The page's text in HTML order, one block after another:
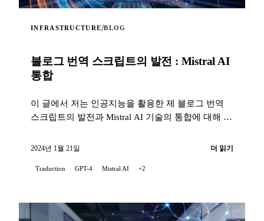
INFRASTRUCTURE/BLOG
블로그 번역 스크립트의 발전 : Mistral AI
통합
이 글에서 저는 인공지능을 활용한 제 블로그 번역
스크립트의 발전과 Mistral AI 기술의 통합에 대해 이
2024년 1월 21일 더 읽기
Traduction GPT-4 Mistral AI +2